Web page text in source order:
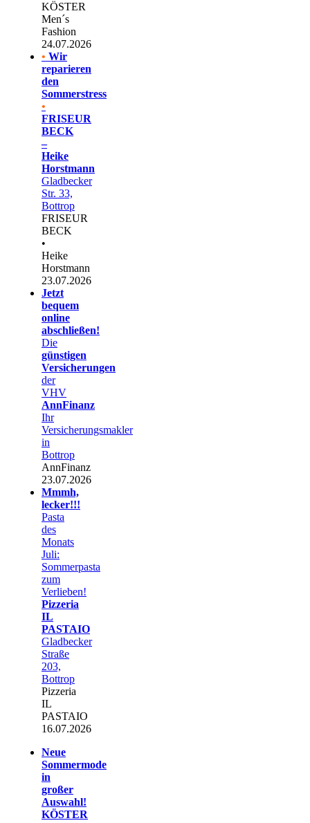
KÖSTER
Men´s
Fashion
24.07.2026
• Wir
reparieren
den
Sommerstress
•
FRISEUR
BECK
–
Heike
Horstmann
Gladbecker
Str. 33,
Bottrop
FRISEUR
BECK
•
Heike
Horstmann
23.07.2026
Jetzt
bequem
online
abschließen!
Die
günstigen
Versicherungen
der
VHV
AnnFinanz
Ihr
Versicherungsmakler
in
Bottrop
AnnFinanz
23.07.2026
Mmmh,
lecker!!!
Pasta
des
Monats
Juli:
Sommerpasta
zum
Verlieben!
Pizzeria
IL
PASTAIO
Gladbecker
Straße
203,
Bottrop
Pizzeria
IL
PASTAIO
16.07.2026
Neue
Sommermode
in
großer
Auswahl!
KÖSTER